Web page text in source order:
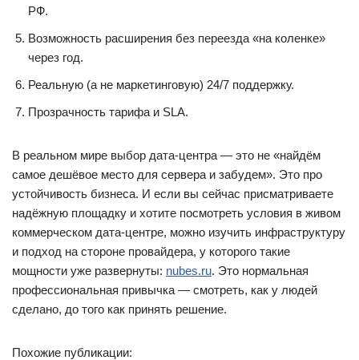
РФ.
Возможность расширения без переезда «на коленке»
через год.
Реальную (а не маркетинговую) 24/7 поддержку.
Прозрачность тарифа и SLA.
В реальном мире выбор дата-центра — это не «найдём
самое дешёвое место для сервера и забудем». Это про
устойчивость бизнеса. И если вы сейчас присматриваете
надёжную площадку и хотите посмотреть условия в живом
коммерческом дата-центре, можно изучить инфраструктуру
и подход на стороне провайдера, у которого такие
мощности уже развернуты: nubes.ru. Это нормальная
профессиональная привычка — смотреть, как у людей
сделано, до того как принять решение.
Похожие публикации: